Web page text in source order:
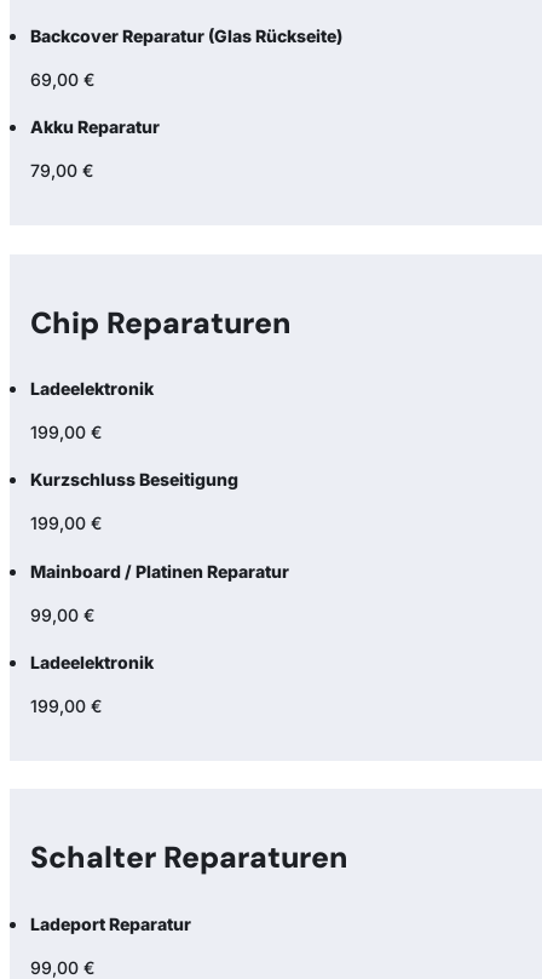
Backcover Reparatur (Glas Rückseite)
69,00 €
Akku Reparatur
79,00 €
Chip Reparaturen
Ladeelektronik
199,00 €
Kurzschluss Beseitigung
199,00 €
Mainboard / Platinen Reparatur
99,00 €
Ladeelektronik
199,00 €
Schalter Reparaturen
Ladeport Reparatur
99,00 €